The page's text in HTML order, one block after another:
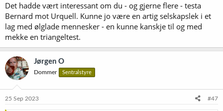
Det hadde vært interessant om du - og gjerne flere - testa
Bernard mot Urquell. Kunne jo være en artig selskapslek i et
lag med ølglade mennesker - en kunne kanskje til og med
mekke en triangeltest.
Jørgen O
Dommer Sentralstyre
25 Sep 2023 #47